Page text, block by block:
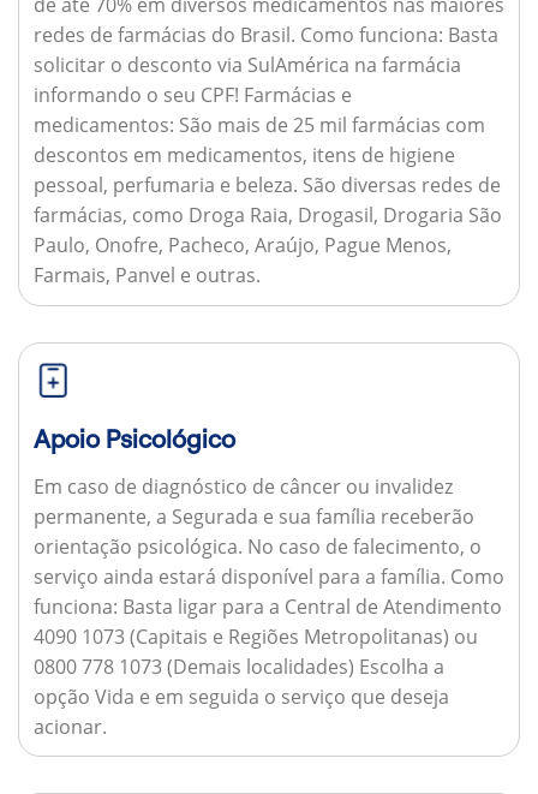
redes de farmácias do Brasil. Como funciona: Basta
solicitar o desconto via SulAmérica na farmácia
informando o seu CPF! Farmácias e
medicamentos: São mais de 25 mil farmácias com
descontos em medicamentos, itens de higiene
pessoal, perfumaria e beleza. São diversas redes de
farmácias, como Droga Raia, Drogasil, Drogaria São
Paulo, Onofre, Pacheco, Araújo, Pague Menos,
Farmais, Panvel e outras.
Apoio Psicológico
Em caso de diagnóstico de câncer ou invalidez
permanente, a Segurada e sua família receberão
orientação psicológica. No caso de falecimento, o
serviço ainda estará disponível para a família. Como
funciona: Basta ligar para a Central de Atendimento
4090 1073 (Capitais e Regiões Metropolitanas) ou
0800 778 1073 (Demais localidades) Escolha a
opção Vida e em seguida o serviço que deseja
acionar.